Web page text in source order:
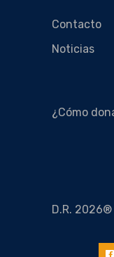
Contacto
Noticias
¿Cómo
D.R.